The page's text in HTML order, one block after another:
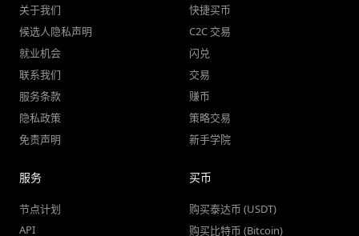
关于我们
候选人隐私声明
就业机会
联系我们
服务条款
隐私政策
免责声明
快捷买币
C2C 交易
闪兑
交易
赚币
策略交易
新手学院
服务
节点计划
API
买币
购买泰达币 (USDT)
购买比特币 (Bitcoin)